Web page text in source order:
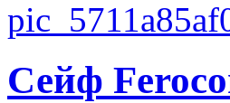
Сейф